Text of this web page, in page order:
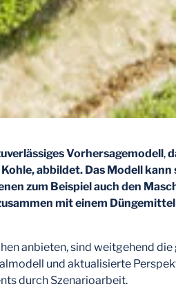
Vorhersagemodell,
abbildet. Das Modell
zum Beispiel auch den
mit einem
anbieten, sind weitgehend
und aktualisierte
durch Szenarioarbeit.